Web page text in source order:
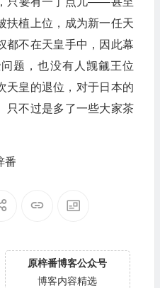
扶植上位，成为新一任天
都不在天皇手中，因此幕
题，也没有人觊觎王位
皇的退位，对于日本的
只不过是多了一些大家茶
番
原梓番博客公众号
博客内容精选